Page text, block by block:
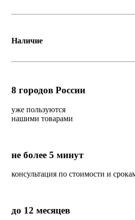
Наличие
8 городов России
уже пользуются
нашими товарами
не более 5 минут
консультация по стоимости и
до 12 месяцев